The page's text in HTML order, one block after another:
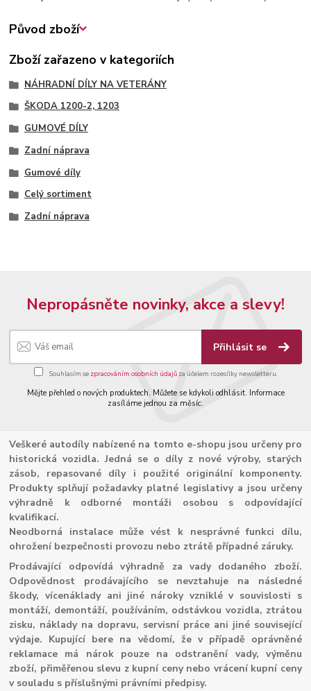
Původ zboží
Zboží zařazeno v kategoriích
NÁHRADNÍ DÍLY NA VETERÁNY
ŠKODA 1200-2, 1203
GUMOVÉ DÍLY
Zadní náprava
Gumové díly
Celý sortiment
Zadní náprava
Nepropásněte novinky, akce a slevy!
Přihlásit se
Souhlasím se zpracováním osobních údajůza účelem rozesílky newsletteru.
Mějte přehled o nových produktech. Můžete se kdykoli odhlásit. Informace
zasíláme jednou za měsíc.
Veškeré autodíly nabízené na tomto e-shopu jsou určeny pro
historická vozidla. Jedná se o díly z nové výroby, starých
zásob, repasované díly i použité originální komponenty.
Produkty splňují požadavky platné legislativy a jsou určeny
výhradně k odborné montáži osobou s odpovídající
kvalifikací.
Neodborná instalace může vést k nesprávné funkci dílu,
ohrožení bezpečnosti provozu nebo ztrátě případné záruky.
Prodávající odpovídá výhradně za vady dodaného zboží.
Odpovědnost prodávajícího se nevztahuje na následné
škody, vícenáklady ani jiné nároky vzniklé v souvislosti s
montáží, demontáží, používáním, odstávkou vozidla, ztrátou
zisku, náklady na dopravu, servisní práce ani jiné související
výdaje. Kupující bere na vědomí, že v případě oprávněné
reklamace má nárok pouze na odstranění vady, výměnu
zboží, přiměřenou slevu z kupní ceny nebo vrácení kupní ceny
v souladu s příslušnými právními předpisy.